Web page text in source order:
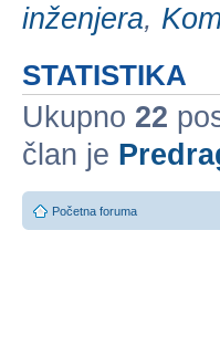
inženjera,
STATISTIKA
Ukupno 22
član je
Početna foruma